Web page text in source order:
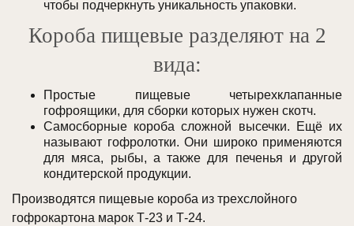
чтобы подчеркнуть уникальность упаковки.
Короба пищевые разделяют на 2
вида:
Простые пищевые четырехклапанные
гофроящики, для сборки которых нужен скотч.
Самосборные короба сложной высечки. Ещё их
называют гофролотки. Они широко применяются
для мяса, рыбы, а также для печенья и другой
кондитерской продукции.
Производятся пищевые короба из трехслойного
гофрокартона марок Т-23 и Т-24.